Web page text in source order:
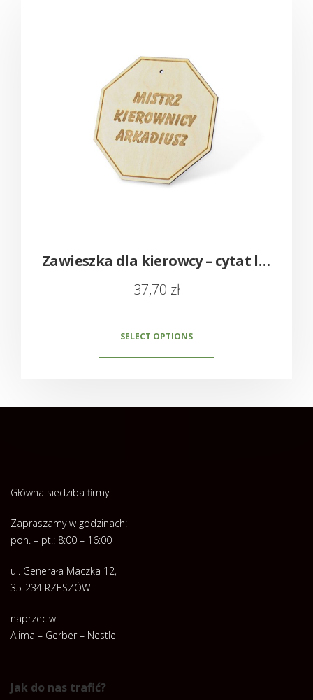
Zawieszka dla kierowcy – cytat lub dedykacja
37,70 zł
SELECT OPTIONS
Główna siedziba firmy
Zapraszamy w godzinach:
pon. – pt.: 8:00 – 16:00
ul. Generała Maczka 12,
35-234 RZESZÓW
naprzeciw
Alima – Gerber – Nestle
Jak do nas trafić?